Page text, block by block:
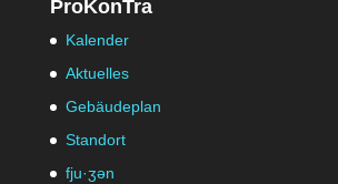
ProKonTra
Kalender
Aktuelles
Gebäudeplan
Standort
fju·ʒən